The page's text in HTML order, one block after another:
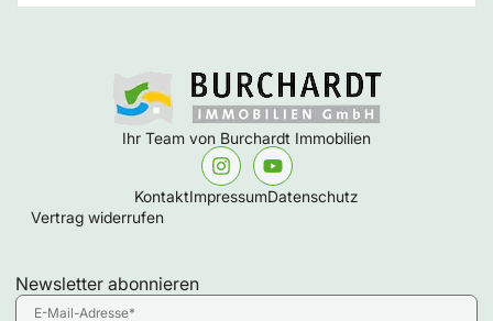
Ihr Team von Burchardt Immobilien
KontaktImpressumDatenschutz
Vertrag widerrufen
Newsletter abonnieren